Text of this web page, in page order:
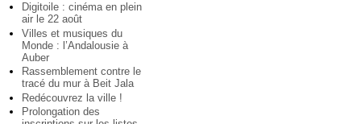
Digitoile : cinéma en plein
air le 22 août
Villes et musiques du
Monde : l’Andalousie à
Auber
Rassemblement contre le
tracé du mur à Beit Jala
Redécouvrez la ville !
Prolongation des